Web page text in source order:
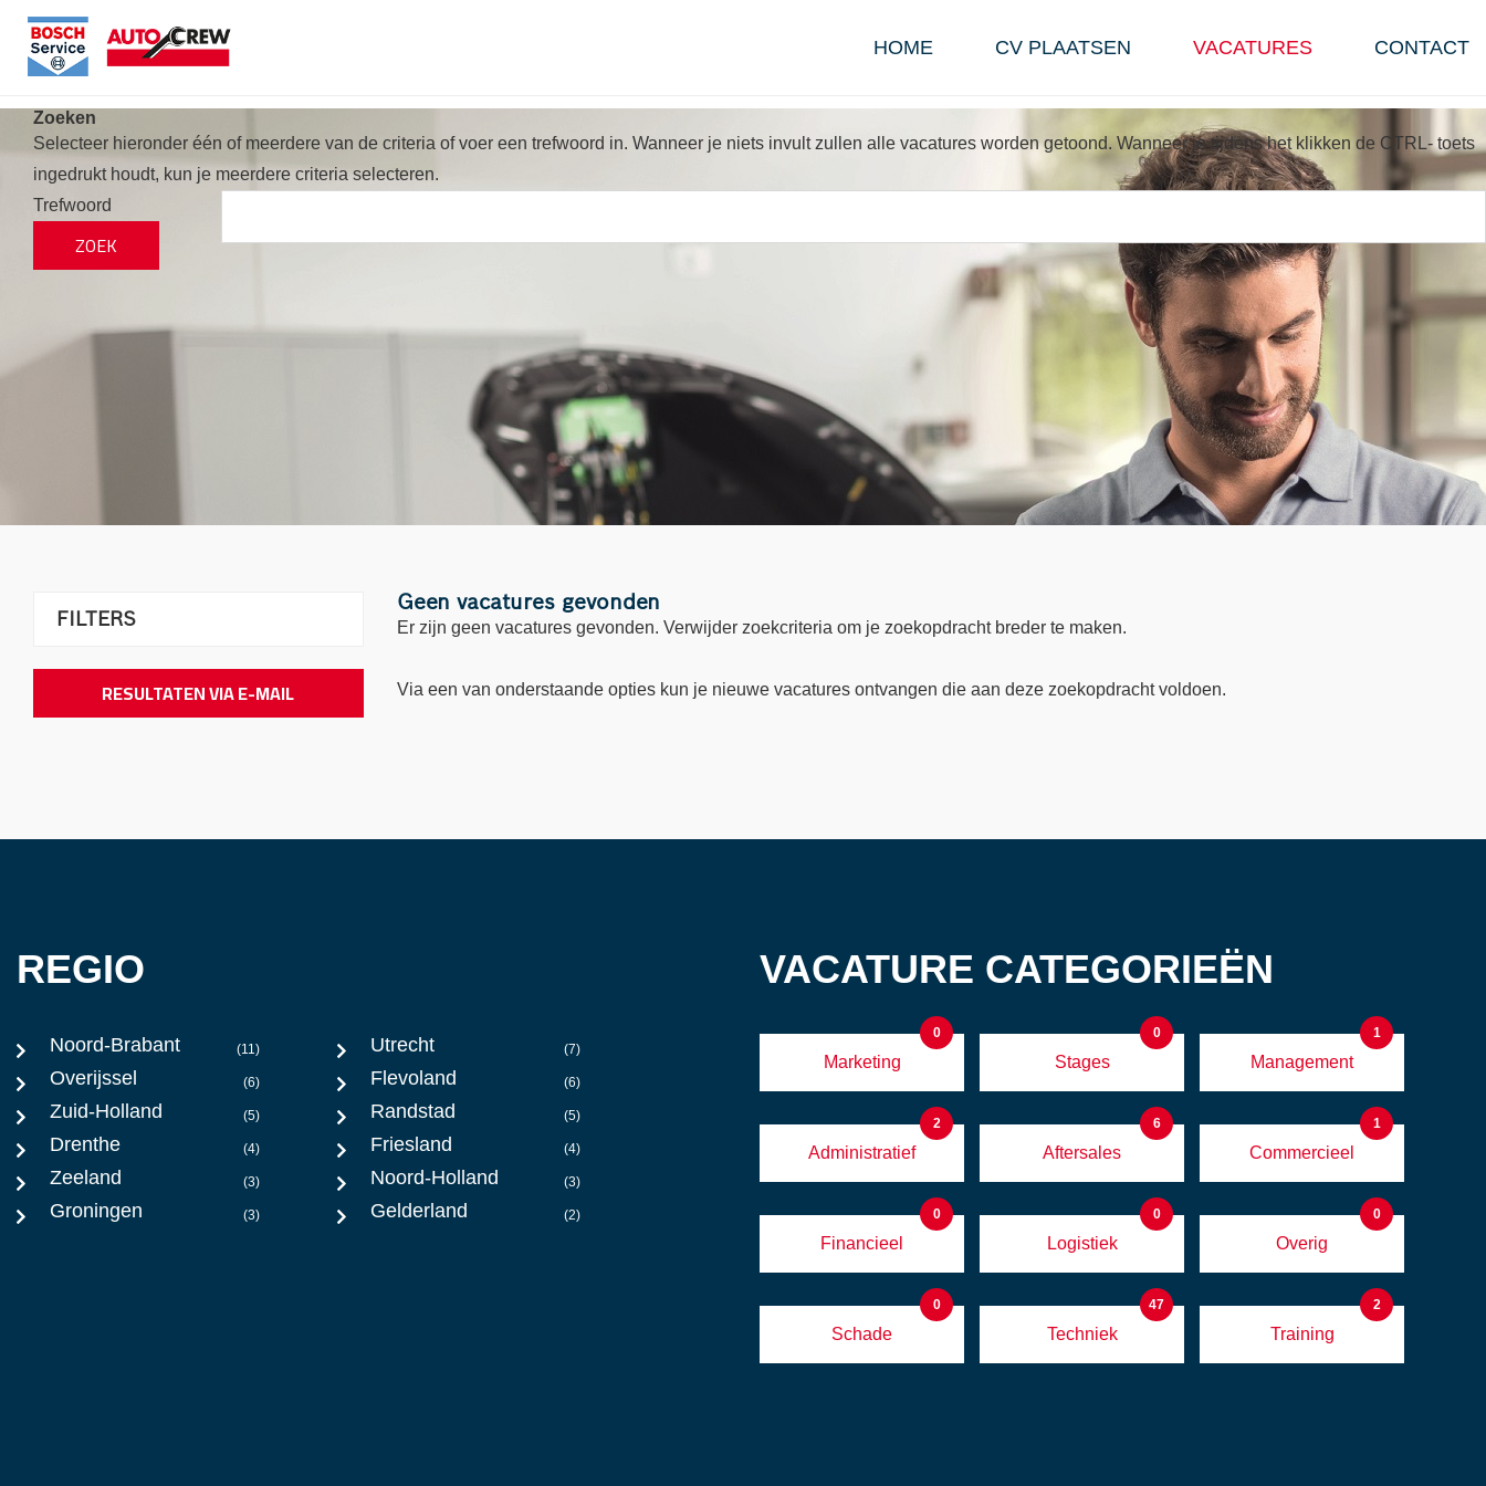
HOME CV PLAATSEN VACATURES CONTACT
Zoeken
Selecteer hieronder één of meerdere van de criteria of voer een trefwoord in. Wanneer je niets invult zullen alle vacatures worden getoond. Wanneer je tijdens het klikken de CTRL- toets
ingedrukt houdt, kun je meerdere criteria selecteren.
Trefwoord
FILTERS
RESULTATEN VIA E-MAIL
Geen vacatures gevonden
Er zijn geen vacatures gevonden. Verwijder zoekcriteria om je zoekopdracht breder te maken.
Via een van onderstaande opties kun je nieuwe vacatures ontvangen die aan deze zoekopdracht voldoen.
REGIO
Noord-Brabant (11) Utrecht (7)
Overijssel (6) Flevoland (6)
Zuid-Holland (5) Randstad (5)
Drenthe (4) Friesland (4)
Zeeland (3) Noord-Holland (3)
Groningen (3) Gelderland (2)
VACATURE CATEGORIEËN
Marketing
0
Stages
0
Management
1
Administratief
2
Aftersales
6
Commercieel
1
Financieel
0
Logistiek
0
Overig
0
Schade
0
Techniek
47
Training
2